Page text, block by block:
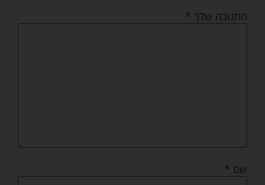
התגובה שלך*
שם*